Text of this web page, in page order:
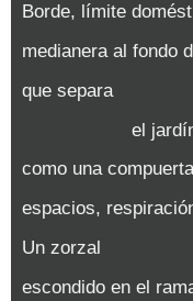
Borde, límite
medianera al fondo
que separa
el jardín
como una
espacios,
Un zorzal
escondido en el